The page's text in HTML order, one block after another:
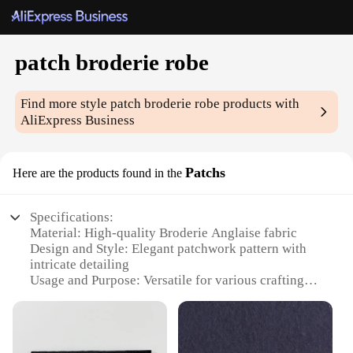
patch broderie robe
Find more stylepatch broderie robe products with
AliExpress Business
Here are the products found in the Patchs
Specifications:
Material: High-quality Broderie Anglaise fabric
Design and Style: Elegant patchwork pattern with
intricate detailing
Usage and Purpose: Versatile for various crafting
Shape or Size: Available in a range of sizes to suit